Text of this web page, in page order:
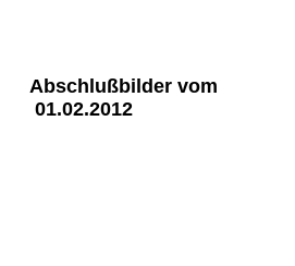
Abschlußbilder vom
01.02.2012